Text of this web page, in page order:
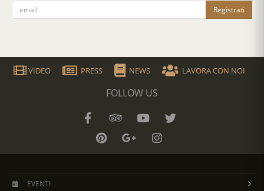
Registrati
VIDEO PRESS NEWS LAVORA CON NOI
FOLLOW US
EVENTI